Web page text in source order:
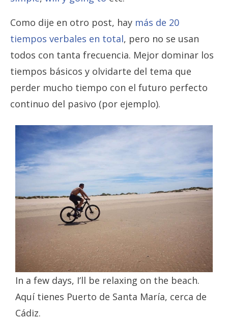
Como dije en otro post, hay más de 20
tiempos verbales en total, pero no se usan
todos con tanta frecuencia. Mejor dominar los
tiempos básicos y olvidarte del tema que
perder mucho tiempo con el futuro perfecto
continuo del pasivo (por ejemplo).
In a few days, I’ll be relaxing on the beach.
Aquí tienes Puerto de Santa María, cerca de
Cádiz.